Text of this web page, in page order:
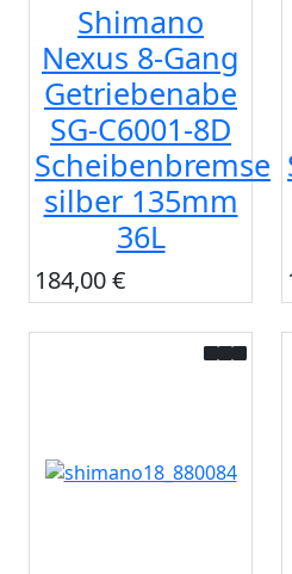
Shimano
Nexus 8-Gang
Getriebenabe
SG-C6001-8D
Scheibenbremse
silber 135mm
36L
184,00 €